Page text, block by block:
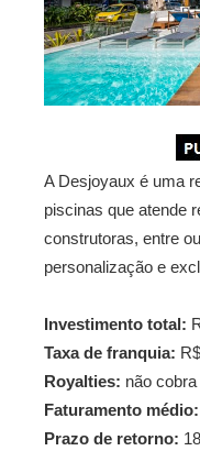
A Desjoyaux é uma
piscinas que atende
construtoras, entre
personalização e
Investimento total:
Taxa de franquia:
Royalties: não cobra
Faturamento médio:
Prazo de retorno: